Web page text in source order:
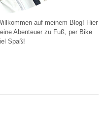
auf meinem Blog! Hier
Abenteuer zu Fuß, per Bike
Spaß!